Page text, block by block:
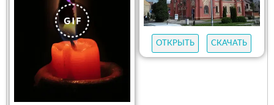
ОТКРЫТЬ СКАЧАТЬ